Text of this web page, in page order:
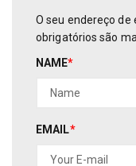
O seu endereço de
obrigatórios são
NAME*
EMAIL*